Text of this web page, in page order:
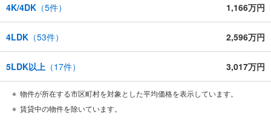
4K/4DK （5件） 1,166万円
4LDK （53件） 2,596万円
5LDK以上 （17件） 3,017万円
物件が所在する市区町村を対象とした平均価格を表示しています。
賃貸中の物件を除いています。